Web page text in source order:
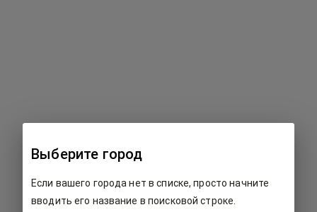
500: Что-то пошло не так...
работаем над ее исправлением. Пожалуйста, закройте
страницу и попробуйте вернуться позже.
Выберите город
Если вашего города нет в списке, просто начните
вводить его название в поисковой строке.